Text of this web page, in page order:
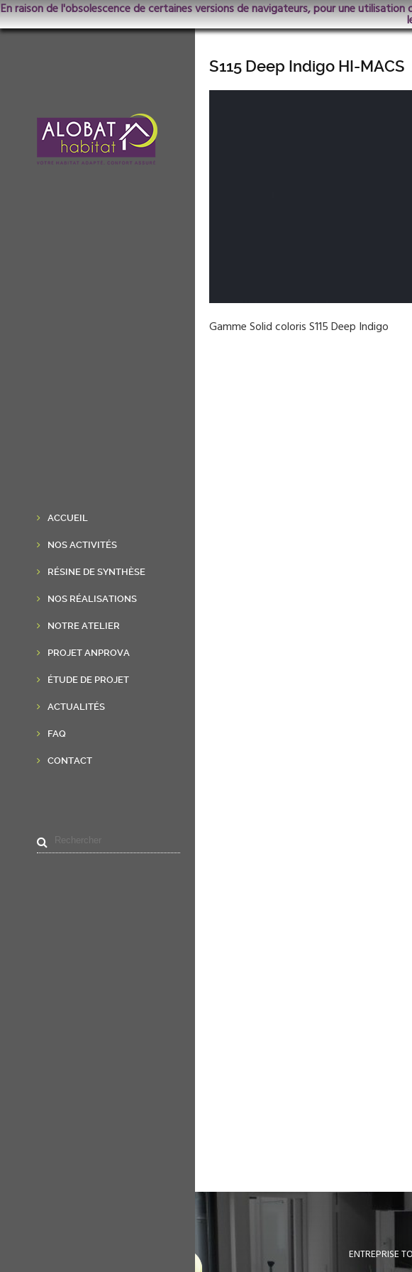
En raison de l'obsolescence de certaines versions de navigateurs, pour une
ACCUEIL
NOS ACTIVITÉS
RÉSINE DE SYNTHÈSE
NOS RÉALISATIONS
NOTRE ATELIER
PROJET ANPROVA
ÉTUDE DE PROJET
ACTUALITÉS
FAQ
CONTACT
S115 Deep Indigo HI-MACS
Gamme Solid coloris S115 Deep Indigo
ENTREPRISE